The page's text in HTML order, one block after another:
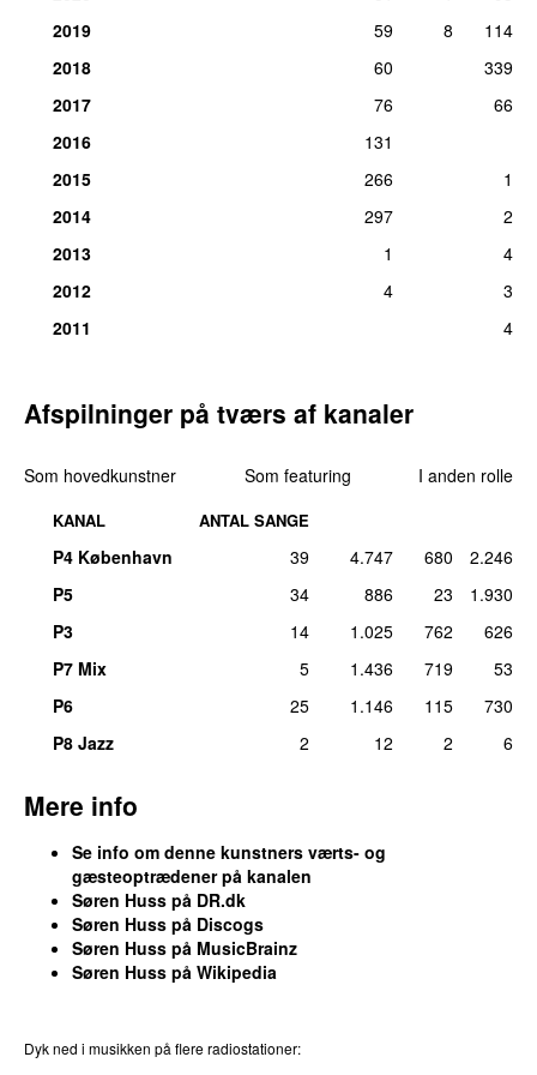
Folkeklubben
1
Medvirkende (flygelhorn):
2019
59 8
114
2018
60
339
2017
76
66
2016
131
2015
266
1
2014
297
2
2013
1
4
2012
4
3
2011
4
Afspilninger på tværs af kanaler
Som hovedkunstner Som featuring I anden rolle
KANAL ANTAL SANGE
P4 København 39 4.747 680
2.246
P5
34 886 23
1.930
P3
14 1.025 762
626
P7 Mix
5 1.436 719
53
P6
25 1.146 115
730
P8 Jazz
2 12 2 6
Mere info
Se info om denne kunstners værts- og
gæsteoptrædener på kanalen
Søren Huss på DR.dk
Søren Huss på Discogs
Søren Huss på MusicBrainz
Søren Huss på Wikipedia
Dyk ned i musikken på flere radiostationer: